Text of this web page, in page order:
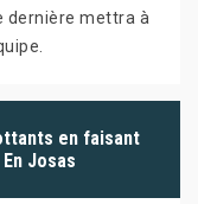
dernière mettra à
en faisant
Josas